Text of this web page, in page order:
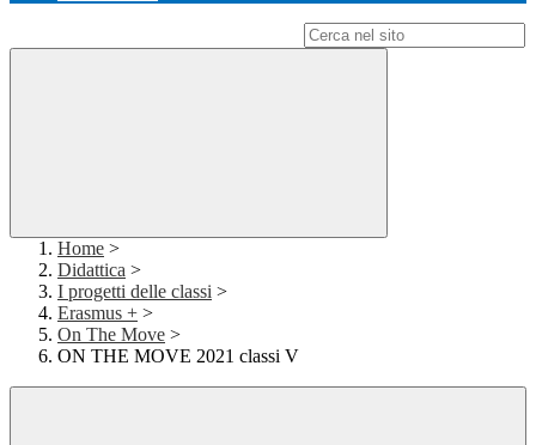
Home >
Didattica >
I progetti delle classi >
Erasmus + >
On The Move >
ON THE MOVE 2021 classi V